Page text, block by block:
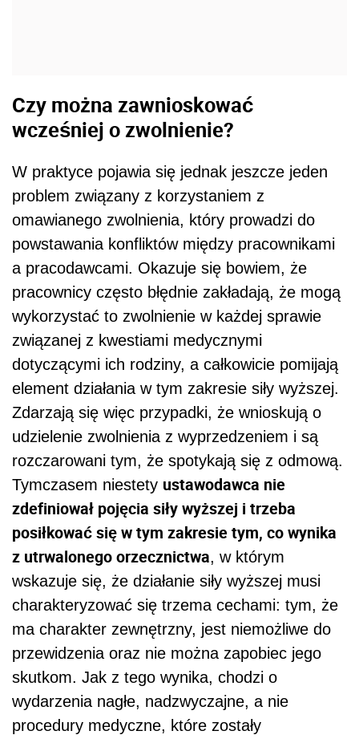
Czy można zawnioskować
wcześniej o zwolnienie?
W praktyce pojawia się jednak jeszcze jeden
problem związany z korzystaniem z
omawianego zwolnienia, który prowadzi do
powstawania konfliktów między pracownikami
a pracodawcami. Okazuje się bowiem, że
pracownicy często błędnie zakładają, że mogą
wykorzystać to zwolnienie w każdej sprawie
związanej z kwestiami medycznymi
dotyczącymi ich rodziny, a całkowicie pomijają
element działania w tym zakresie siły wyższej.
Zdarzają się więc przypadki, że wnioskują o
udzielenie zwolnienia z wyprzedzeniem i są
rozczarowani tym, że spotykają się z odmową.
Tymczasem niestety ustawodawca nie
zdefiniował pojęcia siły wyższej i trzeba
posiłkować się w tym zakresie tym, co wynika
z utrwalonego orzecznictwa, w którym
wskazuje się, że działanie siły wyższej musi
charakteryzować się trzema cechami: tym, że
ma charakter zewnętrzny, jest niemożliwe do
przewidzenia oraz nie można zapobiec jego
skutkom. Jak z tego wynika, chodzi o
wydarzenia nagłe, nadzwyczajne, a nie
procedury medyczne, które zostały